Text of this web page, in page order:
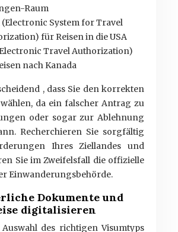
Raum
(Electronic System for Travel
für Reisen in die USA
Travel Authorization)
nach Kanada
, dass Sie den korrekten
da ein falscher Antrag zu
oder sogar zur Ablehnung
Recherchieren Sie sorgfältig
Ihres Ziellandes und
Sie im Zweifelsfall die offizielle
Einwanderungsbehörde.
Dokumente und
digitalisieren
des richtigen Visumtyps